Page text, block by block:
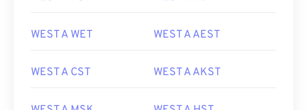
WEST A WET WEST A AEST
WEST A CST WEST A AKST